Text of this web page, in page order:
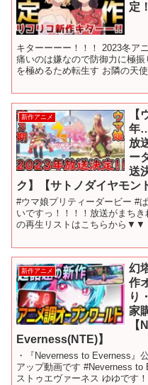
定
キターーーー！！！ 2023冬ア
痛いのは嫌なので防御力に極
を極めるため転生す お隣の天
新作アニメ
【
年
放
ー
送
ク】【サトノダイヤモン
#ウマ娘プリティーダービー #
いですっ！！！！放送がまち
の再生リストはこちらから▼▼
新作アニメ
幻
作
り
家
Everness(NTE)】
・『Neverness to Everness』
アップ動画です #Neverness
ストゥエヴァーネス ゆゆです